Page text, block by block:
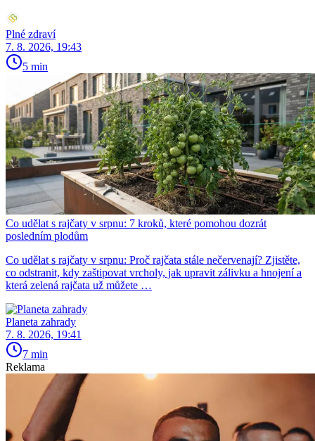
Plné zdraví
7. 8. 2026, 19:43
5 min
Co udělat s rajčaty v srpnu: 7 kroků, které pomohou dozrát
posledním plodům
Co udělat s rajčaty v srpnu: Proč rajčata stále nečervenají? Zjistěte,
co odstranit, kdy zaštipovat vrcholy, jak upravit zálivku a hnojení a
která zelená rajčata už můžete …
Planeta zahrady
7. 8. 2026, 19:41
7 min
Reklama